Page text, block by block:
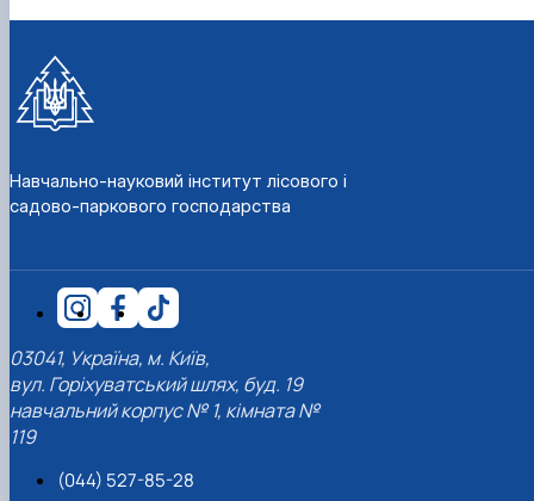
Навчально-науковий інститут лісового і
садово-паркового господарства
03041, Україна, м. Київ,
вул. Горіхуватський шлях, буд. 19
навчальний корпус № 1, кімната №
119
(044) 527-85-28